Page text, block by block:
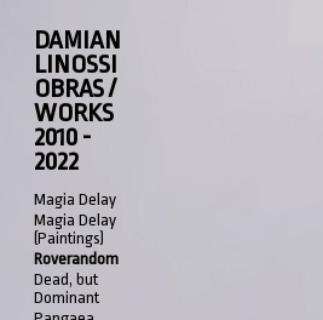
DAMIAN
LINOSSI
OBRAS /
WORKS
2010 -
2022
Magia Delay
Magia Delay
(Paintings)
Roverandom
Dead, but
Dominant